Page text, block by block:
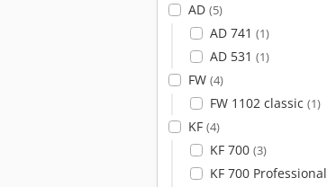
AD (5)
AD 741 (1)
AD 531 (1)
FW (4)
FW 1102 classic (1)
KF (4)
KF 700 (3)
KF 700 Professional